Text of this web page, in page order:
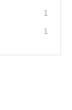
1
1